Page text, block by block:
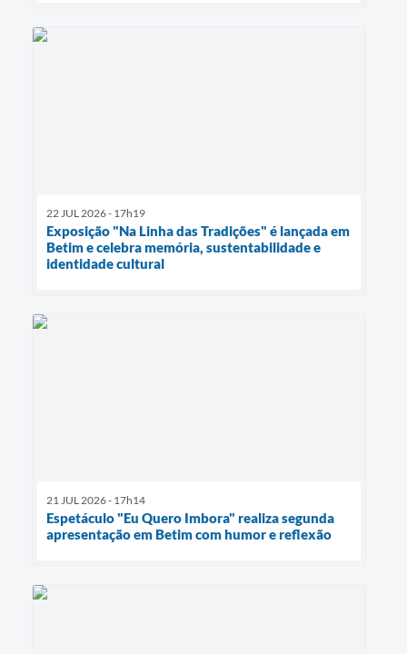
22 JUL 2026 - 17h19
Exposição "Na Linha das Tradições" é lançada em
Betim e celebra memória, sustentabilidade e
identidade cultural
21 JUL 2026 - 17h14
Espetáculo "Eu Quero Imbora" realiza segunda
apresentação em Betim com humor e reflexão